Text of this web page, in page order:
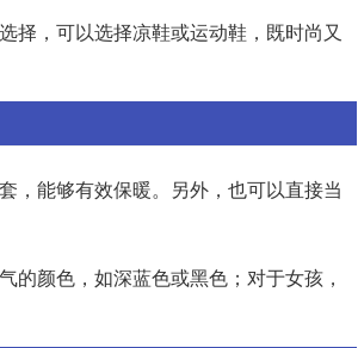
择，可以选择凉鞋或运动鞋，既时尚又
，能够有效保暖。另外，也可以直接当
的颜色，如深蓝色或黑色；对于女孩，